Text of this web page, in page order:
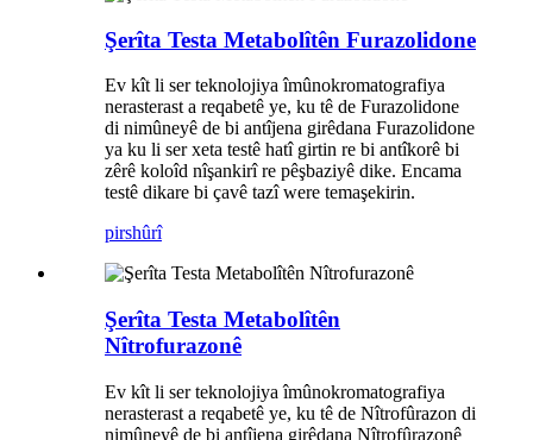
Şerîta Testa Metabolîtên Furazolidone
Ev kît li ser teknolojiya îmûnokromatografiya
nerasterast a reqabetê ye, ku tê de Furazolidone
di nimûneyê de bi antîjena girêdana Furazolidone
ya ku li ser xeta testê hatî girtin re bi antîkorê bi
zêrê koloîd nîşankirî re pêşbaziyê dike. Encama
testê dikare bi çavê tazî were temaşekirin.
pirshûrî
Şerîta Testa Metabolîtên
Nîtrofurazonê
Ev kît li ser teknolojiya îmûnokromatografiya
nerasterast a reqabetê ye, ku tê de Nîtrofûrazon di
nimûneyê de bi antîjena girêdana Nîtrofûrazonê